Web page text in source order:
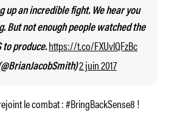
up an incredible fight. We hear you
But not enough people watched the
to produce.https://t.co/FXUvlQFzBc
2 juin 2017
le combat : #BringBackSense8 !